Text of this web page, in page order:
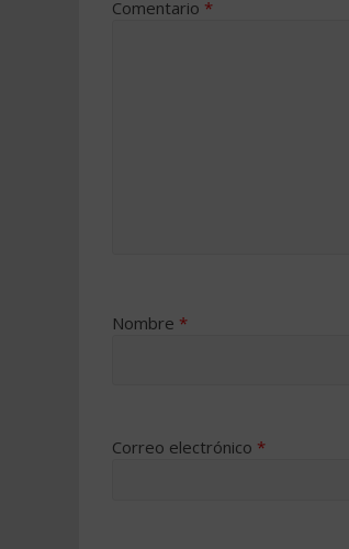
Comentario *
Nombre *
Correo electrónico *